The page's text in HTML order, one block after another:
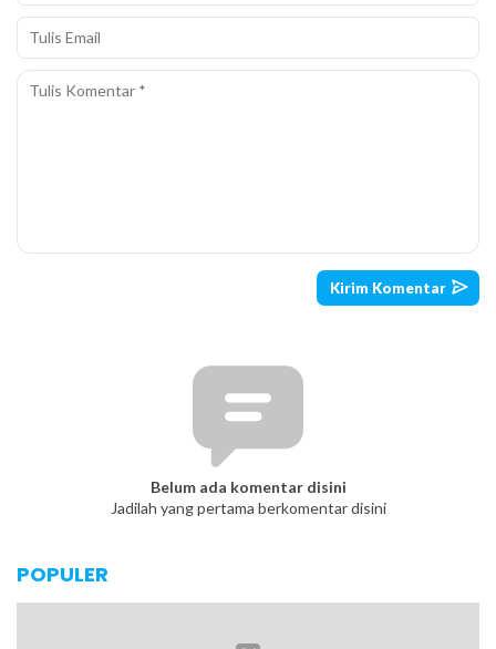
Belum ada komentar disini
Jadilah yang pertama berkomentar disini
POPULER